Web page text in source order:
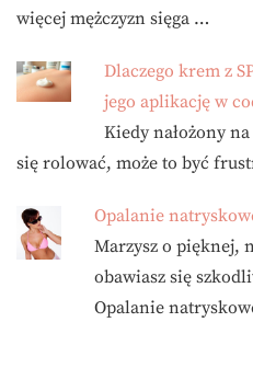
więcej mężczyzn sięga …
Dlaczego krem z
jego aplikację w
Kiedy nałożony
się rolować, może to być
Opalanie
Marzysz o pięknej,
obawiasz się
Opalanie